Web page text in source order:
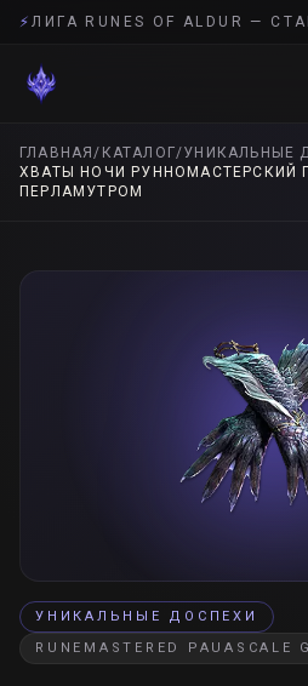
⚡
ГЛАВНАЯ/ КАТАЛОГ/УНИКАЛЬНЫЕ
ХВАТЫ НОЧИ РУННОМАСТЕРСКИЙ
ПЕРЛАМУТРОМ
УНИКАЛЬНЫЕ ДОСПЕХИ
RUNEMASTERED PAUASCALE